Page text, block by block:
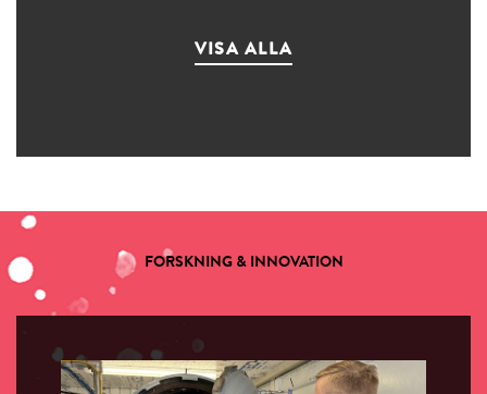
VISA ALLA
FORSKNING & INNOVATION